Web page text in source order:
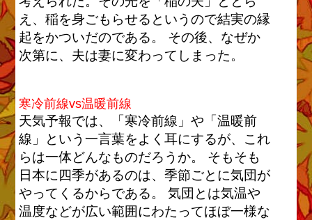
え、稲を身ごもらせるというので結実の縁
起をかついだのである。 その後、なぜか
次第に、夫は妻に変わってしまった。
寒冷前線vs温暖前線
天気予報では、「寒冷前線」や「温暖前
線」という一言葉をよく耳にするが、これ
らは一体どんなものだろうか。 そもそも
日本に四季があるのは、季節ごとに気団が
やってくるからである。 気団とは気温や
温度などが広い範囲にわたってほぼ一様な